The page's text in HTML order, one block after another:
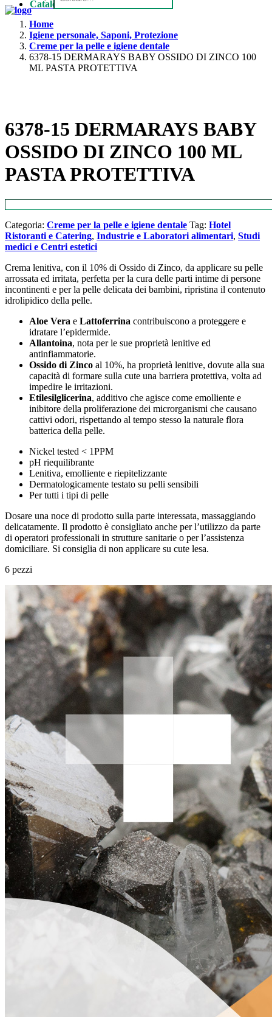
Catalogo
Home
Igiene personale, Saponi, Protezione
Creme per la pelle e igiene dentale
6378-15 DERMARAYS BABY OSSIDO DI ZINCO 100
ML PASTA PROTETTIVA
6378-15 DERMARAYS BABY
OSSIDO DI ZINCO 100 ML
PASTA PROTETTIVA
Categoria: Creme per la pelle e igiene dentale Tag: Hotel
Ristoranti e Catering, Industrie e Laboratori alimentari, Studi
medici e Centri estetici
Crema lenitiva, con il 10% di Ossido di Zinco, da applicare su pelle
arrossata ed irritata, perfetta per la cura delle parti intime di persone
incontinenti e per la pelle delicata dei bambini, ripristina il contenuto
idrolipidico della pelle.
Aloe Vera e Lattoferrina contribuiscono a proteggere e
idratare l’epidermide.
Allantoina, nota per le sue proprietà lenitive ed
antinfiammatorie.
Ossido di Zinco al 10%, ha proprietà lenitive, dovute alla sua
capacità di formare sulla cute una barriera protettiva, volta ad
impedire le irritazioni.
Etilesilglicerina, additivo che agisce come emolliente e
inibitore della proliferazione dei microrganismi che causano
cattivi odori, rispettando al tempo stesso la naturale flora
batterica della pelle.
Nickel tested < 1PPM
pH riequilibrante
Lenitiva, emolliente e riepitelizzante
Dermatologicamente testato su pelli sensibili
Per tutti i tipi di pelle
Dosare una noce di prodotto sulla parte interessata, massaggiando
delicatamente. Il prodotto è consigliato anche per l’utilizzo da parte
di operatori professionali in strutture sanitarie o per l’assistenza
domiciliare. Si consiglia di non applicare su cute lesa.
6 pezzi